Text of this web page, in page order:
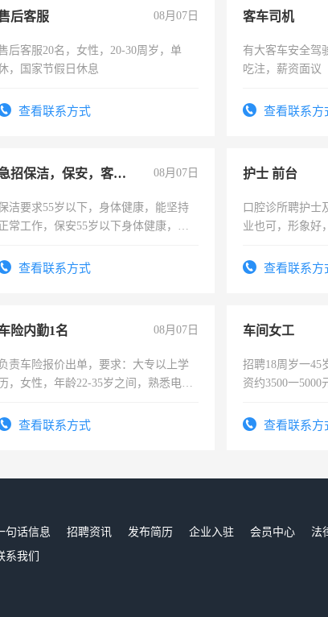
后客服 08月07日
后客服20名，女性，20-30周岁，单
，国家节假日休息
查看联系方式
客车司机
有大客车安全驾
吃注，薪资面议
查看联系方
急招保洁，保安，客服，工程 08月07日
洁要求55岁以下，身体健康，能坚持
正常工作，保安55岁以下身体健康，有
，客服要求45岁以下高中以上文化，
查看联系方式
护士 前台
口腔诊所聘护士
业也可，形象好
查看联系方
险内勤1名 08月07日
责车险报价出单，要求：大专以上学
，女性，年龄22-35岁之间，熟悉电脑
用期1-3个月，转正后交纳五险，
查看联系方式
车间女工
招聘18周岁一45
资约3500一
查看联系方
句话信息 招聘资讯 发布简历 企业入驻 会员中心
法
系我们